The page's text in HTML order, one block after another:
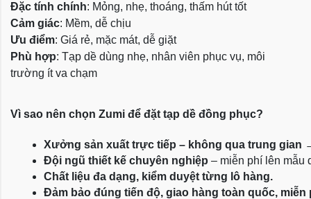
Đặc tính chính: Mỏng, nhẹ, thoáng, thấm hút tốt
Cảm giác: Mềm, dễ chịu
Ưu điểm: Giá rẻ, mặc mát, dễ giặt
Phù hợp: Tạp dề dùng nhẹ, nhân viên phục vụ, môi
trường ít va chạm
Vì sao nên chọn Zumi để đặt tạp dề đồng phục?
Xưởng sản xuất trực tiếp – không qua trung gian
Đội ngũ thiết kế chuyên nghiệp – miễn phí lên mẫu
Chất liệu đa dạng, kiểm duyệt từng lô hàng.
Đảm bảo đúng tiến độ, giao hàng toàn quốc, miễn